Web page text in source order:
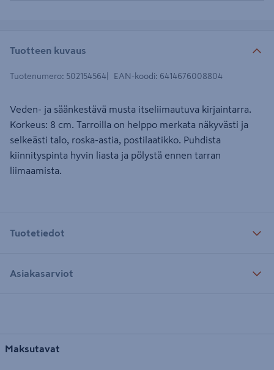
Tuotteen kuvaus
Tuotenumero: 502154564 EAN-koodi: 6414676008804
Veden- ja säänkestävä musta itseliimautuva kirjaintarra.
Korkeus: 8 cm. Tarroilla on helppo merkata näkyvästi ja
selkeästi talo, roska-astia, postilaatikko. Puhdista
kiinnityspinta hyvin liasta ja pölystä ennen tarran
liimaamista.
Tuotetiedot
Asiakasarviot
Maksutavat